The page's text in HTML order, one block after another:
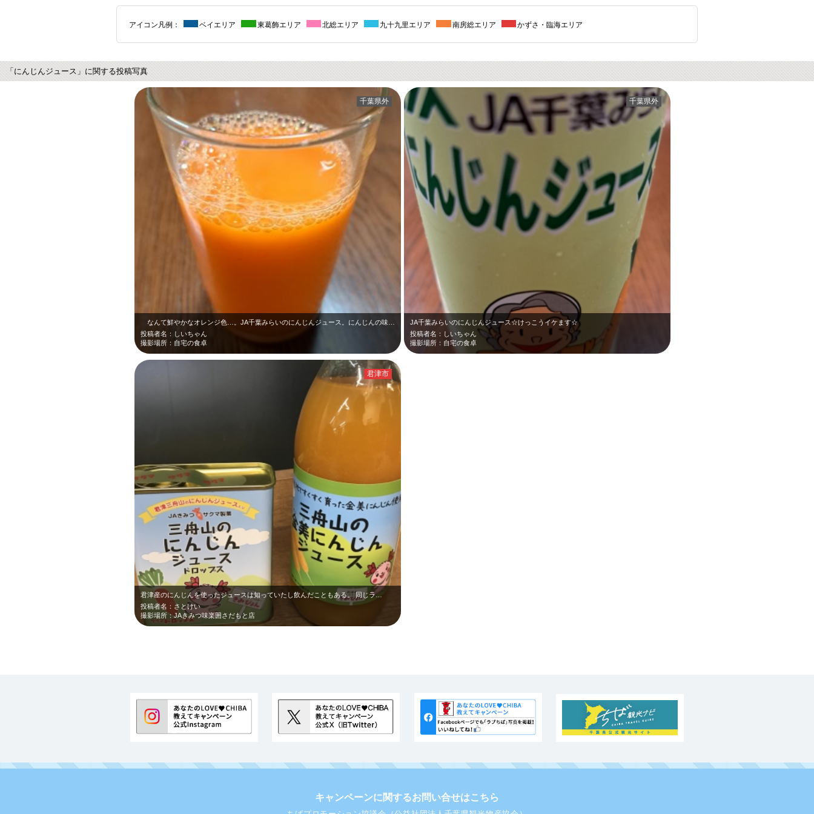
アイコン凡例： ベイエリア 東葛飾エリア 北総エリア 九十九里エリア 南房総エリア かずさ・臨海エリア
「にんじんジュース」に関する投稿写真
投稿者名：しいちゃん
撮影場所：自宅の食卓
千葉県外
JA千葉みらいのにんじんジュース☆けっこうイケます☆
投稿者名：しいちゃん
撮影場所：自宅の食卓
千葉県外
君津産のにんじんを使ったジュースは知っていたし飲んだこともある。 同じラ…
投稿者名：さとけい
撮影場所：JAきみつ味楽囲さだもと店
君津市
キャンペーンに関するお問い合せはこちら